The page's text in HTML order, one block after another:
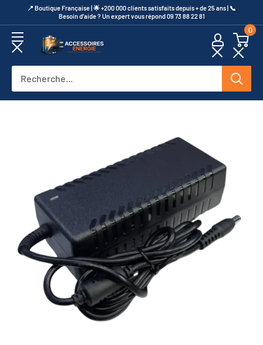
au
contenu
​📍​ Boutique Française | 🌟 +200 000 clients satisfaits depuis + de 25 ans | 📞​
Besoin d’aide ? Un expert vous répond 09 73 88 22 81
Accessoires
0